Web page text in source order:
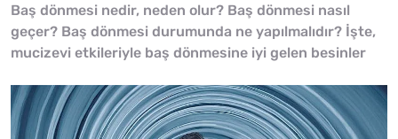
Baş dönmesi nedir, neden olur? Baş dönmesi nasıl
geçer? Baş dönmesi durumunda ne yapılmalıdır? İşte,
mucizevi etkileriyle baş dönmesine iyi gelen besinler